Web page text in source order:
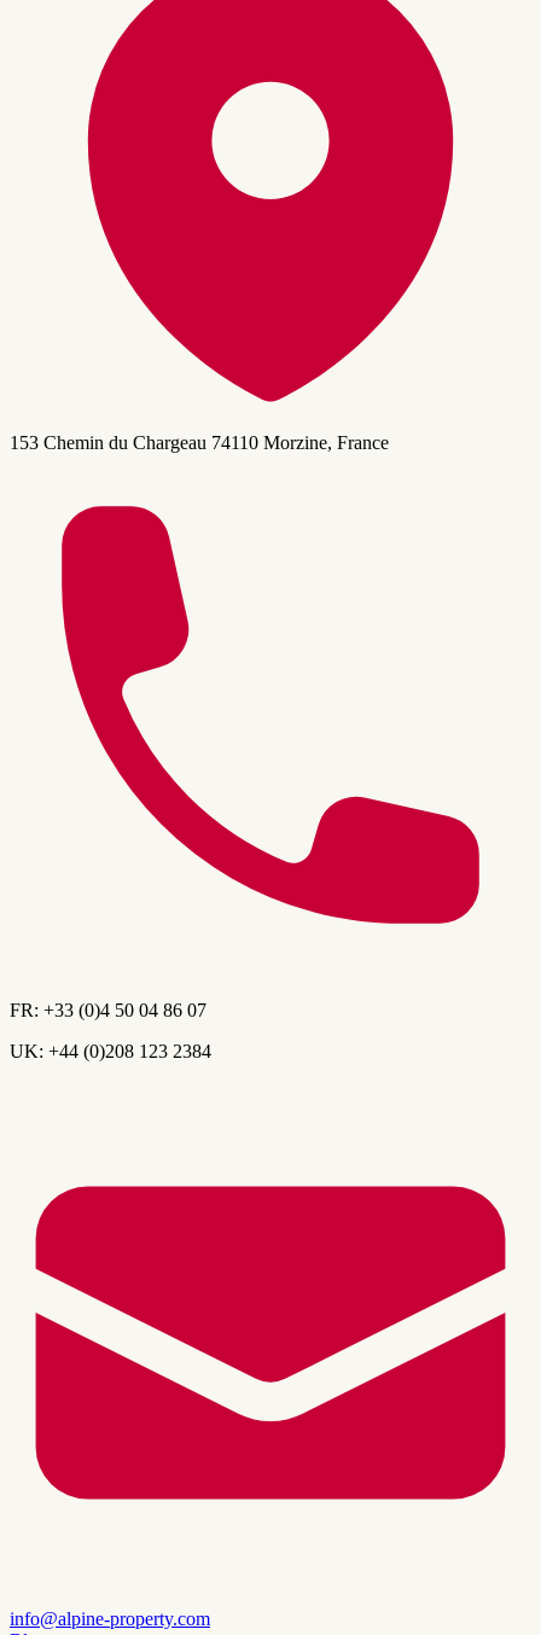
153 Chemin du Chargeau 74110 Morzine, France
FR: +33 (0)4 50 04 86 07
UK: +44 (0)208 123 2384
info@alpine-property.com